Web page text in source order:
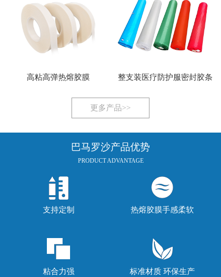
高粘高弹热熔胶膜 整支装医疗防护服密封胶条
更多产品>>
巴马罗沙产品优势
PRODUCT ADVANTAGE
支持定制 热熔胶膜手感柔软
粘合力强 标准材质 环保生产